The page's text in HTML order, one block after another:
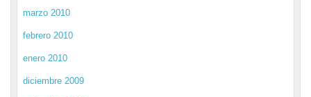
marzo 2010
febrero 2010
enero 2010
diciembre 2009